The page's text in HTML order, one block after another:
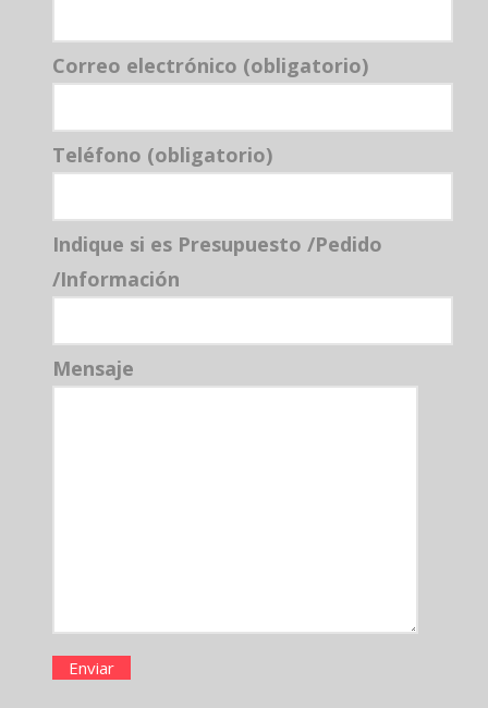
Correo electrónico (obligatorio)
Teléfono (obligatorio)
Indique si es Presupuesto /Pedido
/Información
Mensaje